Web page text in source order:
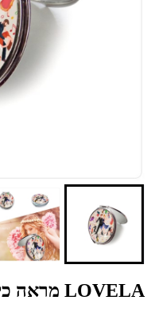
LOVELA מראה כיס | Dance Circle design